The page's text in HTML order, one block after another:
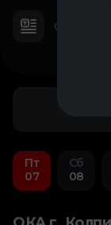
О фильме
Пт
07
Сб
08